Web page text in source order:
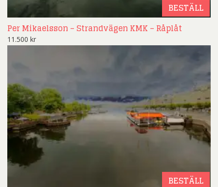
BESTÄLL
Per Mikaelsson – Strandvägen KMK – Råplåt
11.500 kr
BESTÄLL